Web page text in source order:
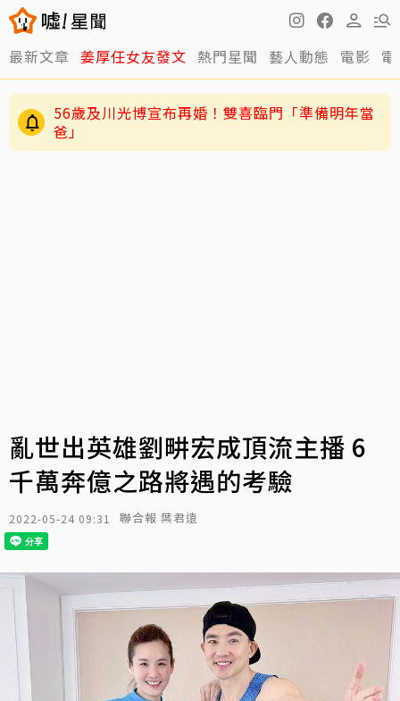
最新文章 姜厚任女友發文 熱門星聞 藝人動態 電影
56歲及川光博宣布再婚！雙喜臨門「準備明年當
爸」
亂世出英雄劉畊宏成頂流主播 6
千萬奔億之路將遇的考驗
2022-05-24 09:31 聯合報 葉君遠